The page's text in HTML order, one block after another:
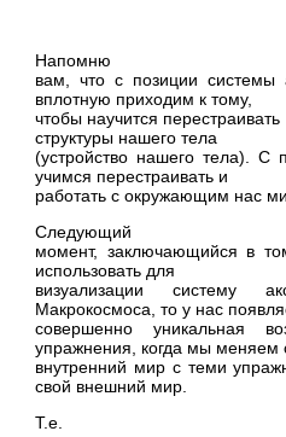
Напомню
вам, что с позиции
вплотную приходим к тому,
чтобы научится
структуры нашего тела
(устройство нашего тела). С
учимся перестраивать и
работать с окружающим нас
Следующий
момент, заключающийся в
использовать для
визуализации систему
Макрокосмоса, то у нас
совершенно уникальная
упражнения, когда мы меняем
внутренний мир с теми
свой внешний мир.
Т.е.